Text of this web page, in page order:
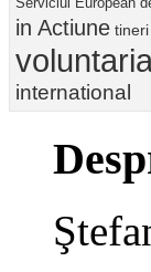
in Actiune tineri
international